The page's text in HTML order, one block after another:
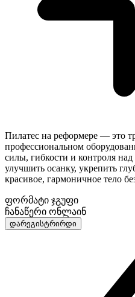
Пилатес на реформере — это
профессиональном
силы, гибкости и контроля
улучшить осанку, укрепить
красивое, гармоничное тело
ფორმატი ჯგუფი
ჩანაწერი ონლაინ
დარეგისტრირდი